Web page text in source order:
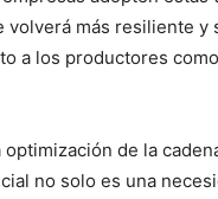
volverá más resiliente y
a los productores
optimización de la
no solo es una